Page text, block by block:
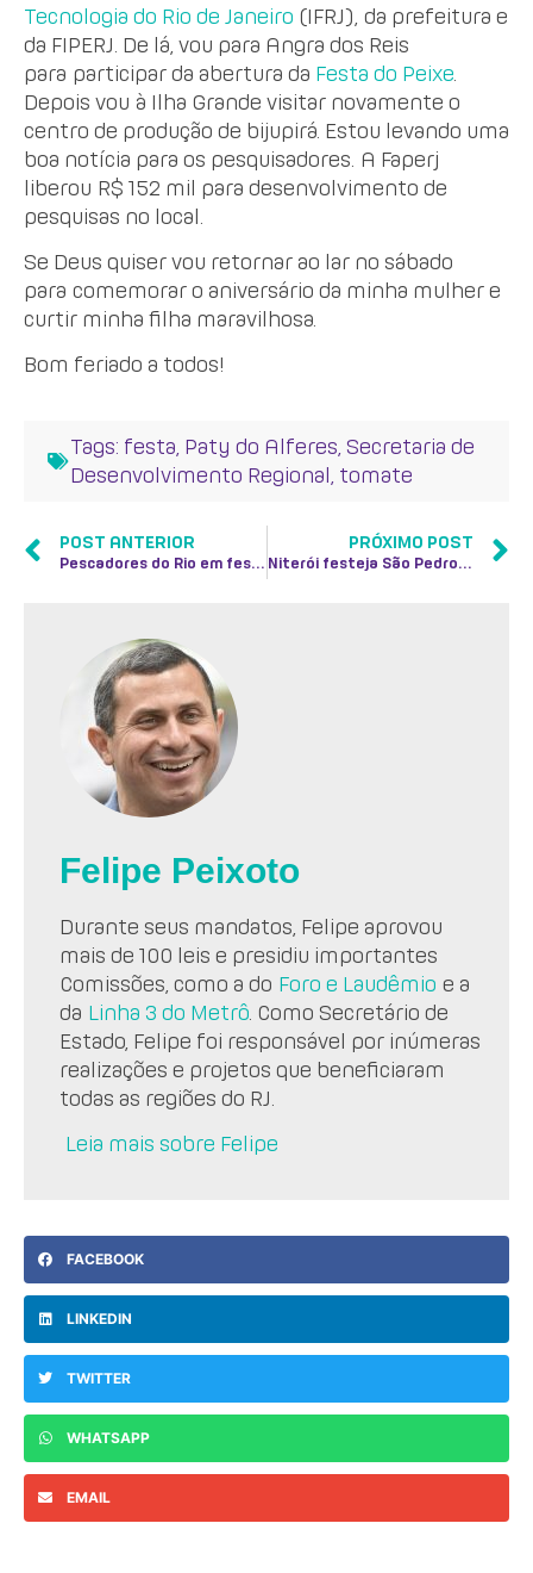
Tecnologia do Rio de Janeiro (IFRJ), da prefeitura e
da FIPERJ. De lá, vou para Angra dos Reis
para participar da abertura da Festa do Peixe
Depois vou à Ilha Grande visitar novamente o
centro de produção de bijupirá. Estou levando uma
boa notícia para os pesquisadores. A Faperj
liberou R$ 152 mil para desenvolvimento de
pesquisas no local.
Se Deus quiser vou retornar ao lar no sábado
para comemorar o aniversário da minha mulher e
curtir minha filha maravilhosa.
Bom feriado a todos!
Tags: festa Paty do Alferes Secretaria de
Desenvolvimento Regional tomate
POST ANTERIOR
Pescadores do Rio em festa pelo dia de São Pedro
PRÓXIMO POST
Niterói festeja São Pedro, padroeiro dos pescadores
Felipe Peixoto
Durante seus mandatos, Felipe aprovou
mais de 100 leis e presidiu importantes
Comissões, como a do Foro e Laudêmio e a
da Linha 3 do Metrô . Como Secretário de
Estado, Felipe foi responsável por inúmeras
realizações e projetos que beneficiaram
todas as regiões do RJ.
Leia mais sobre Felipe
FACEBOOK
LINKEDIN
TWITTER
WHATSAPP
EMAIL